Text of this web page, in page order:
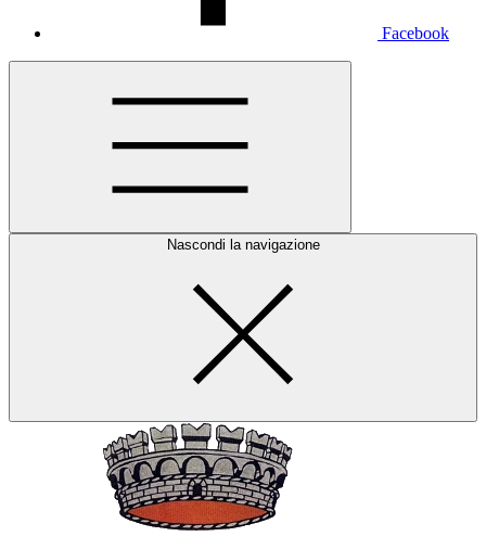
Facebook
Nascondi la navigazione